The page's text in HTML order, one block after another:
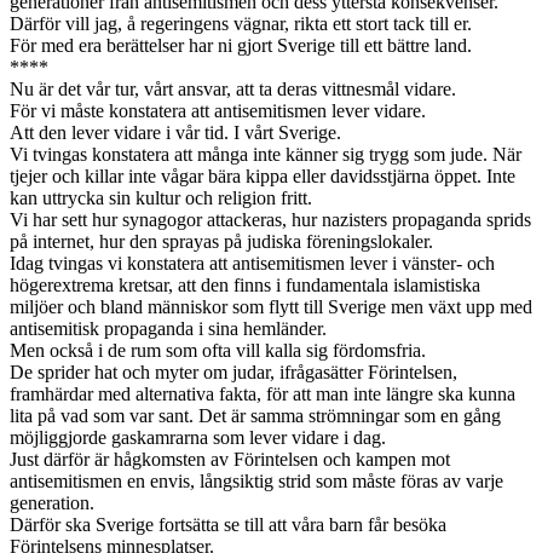
Därför vill jag, å regeringens vägnar, rikta ett stort tack till er.
För med era berättelser har ni gjort Sverige till ett bättre land.
****
Nu är det vår tur, vårt ansvar, att ta deras vittnesmål vidare.
För vi måste konstatera att antisemitismen lever vidare.
Att den lever vidare i vår tid. I vårt Sverige.
Vi tvingas konstatera att många inte känner sig trygg som jude. När
tjejer och killar inte vågar bära kippa eller davidsstjärna öppet. Inte
kan uttrycka sin kultur och religion fritt.
Vi har sett hur synagogor attackeras, hur nazisters propaganda sprids
på internet, hur den sprayas på judiska föreningslokaler.
Idag tvingas vi konstatera att antisemitismen lever i vänster- och
högerextrema kretsar, att den finns i fundamentala islamistiska
miljöer och bland människor som flytt till Sverige men växt upp med
antisemitisk propaganda i sina hemländer.
Men också i de rum som ofta vill kalla sig fördomsfria.
De sprider hat och myter om judar, ifrågasätter Förintelsen,
framhärdar med alternativa fakta, för att man inte längre ska kunna
lita på vad som var sant. Det är samma strömningar som en gång
möjliggjorde gaskamrarna som lever vidare i dag.
Just därför är hågkomsten av Förintelsen och kampen mot
antisemitismen en envis, långsiktig strid som måste föras av varje
generation.
Därför ska Sverige fortsätta se till att våra barn får besöka
Förintelsens minnesplatser.